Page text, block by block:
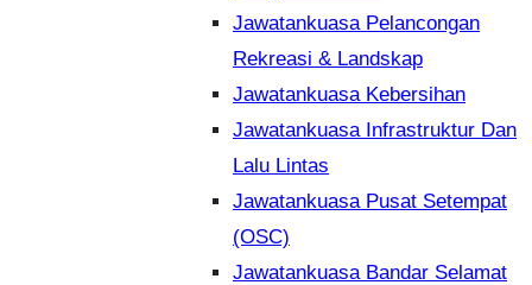
Jawatankuasa Pelancongan
Rekreasi & Landskap
Jawatankuasa Kebersihan
Jawatankuasa Infrastruktur Dan
Lalu Lintas
Jawatankuasa Pusat Setempat
(OSC)
Jawatankuasa Bandar Selamat